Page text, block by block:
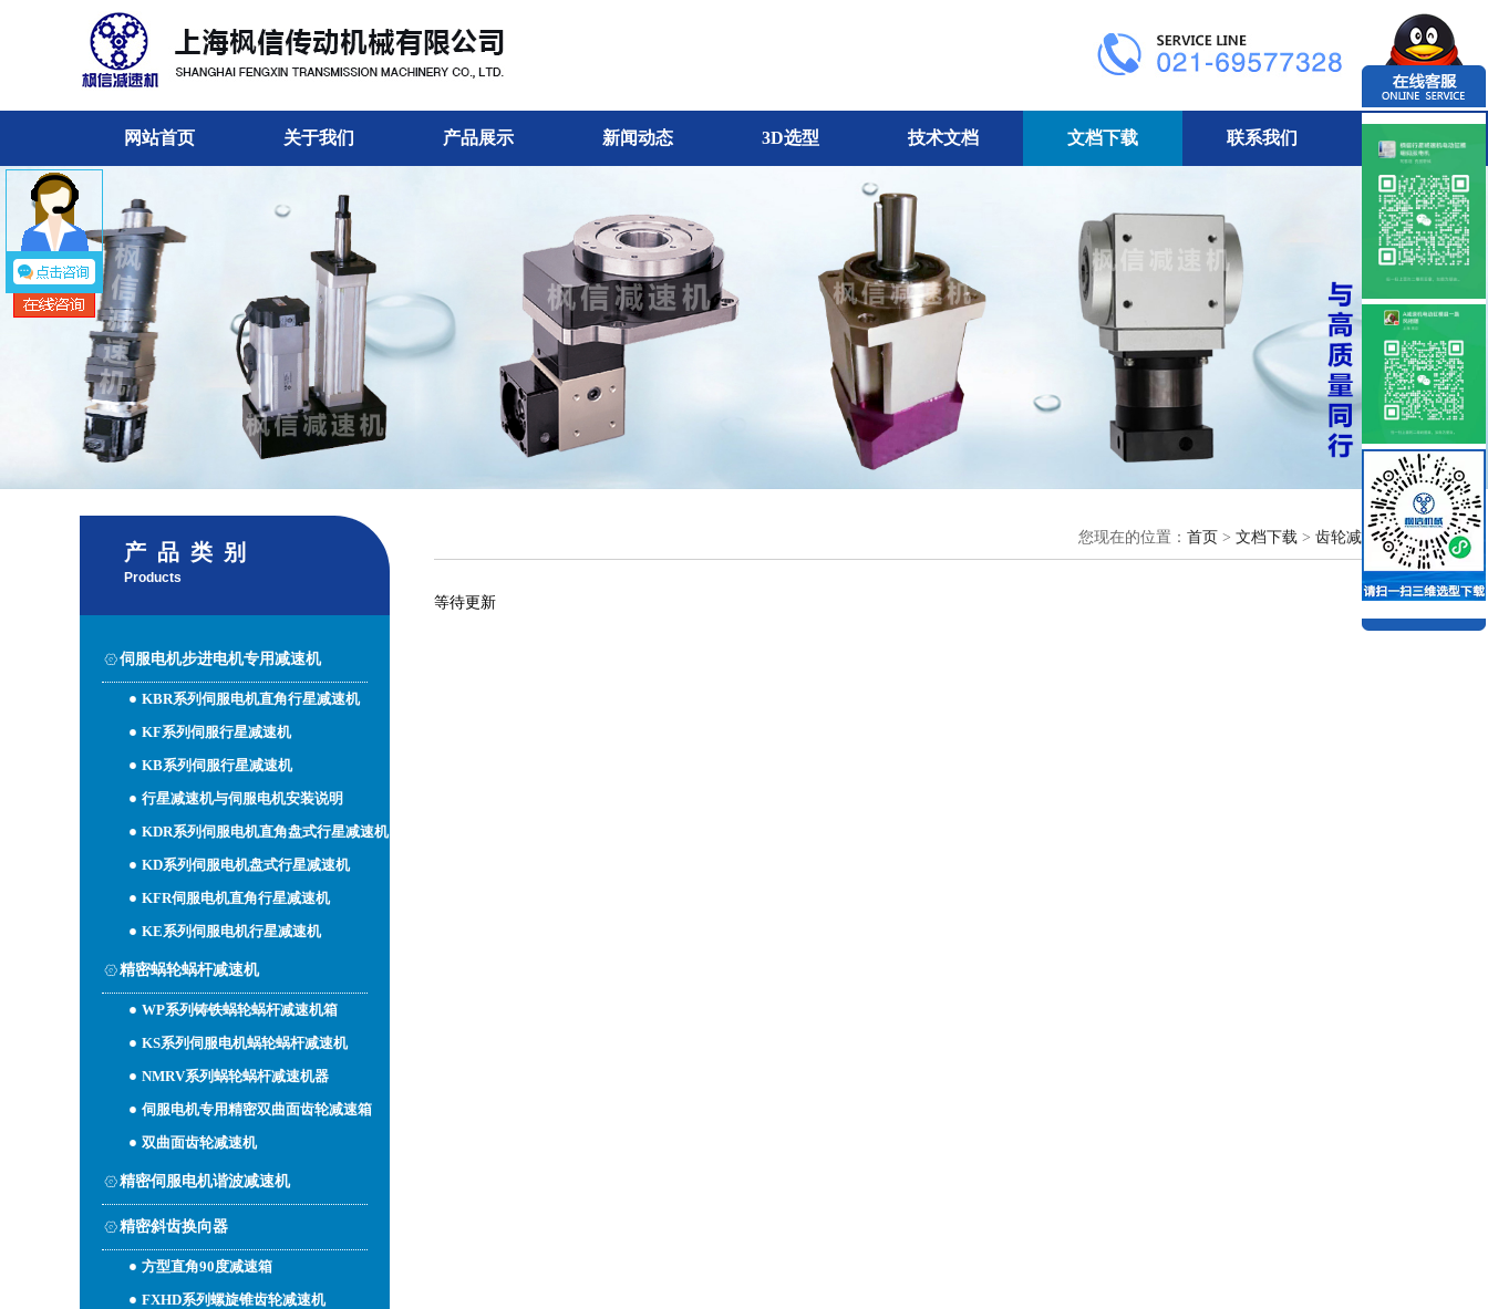
网站首页 关于我们 产品展示 新闻动态 3D选型 技术文档 文档下载 联系我们
产品类别
Products
伺服电机步进电机专用减速机
KBR系列伺服电机直角行星减速机
KF系列伺服行星减速机
KB系列伺服行星减速机
行星减速机与伺服电机安装说明
KDR系列伺服电机直角盘式行星减速机
KD系列伺服电机盘式行星减速机
KFR伺服电机直角行星减速机
KE系列伺服电机行星减速机
精密蜗轮蜗杆减速机
WP系列铸铁蜗轮蜗杆减速机箱
KS系列伺服电机蜗轮蜗杆减速机
NMRV系列蜗轮蜗杆减速机器
伺服电机专用精密双曲面齿轮减速箱
双曲面齿轮减速机
精密伺服电机谐波减速机
精密斜齿换向器
方型直角90度减速箱
FXHD系列螺旋锥齿轮减速机
您现在的位置： 首页 > 文档下载 > 齿轮减速电机
等待更新